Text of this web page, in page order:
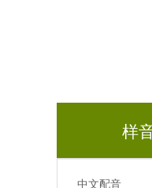
样
中文配音